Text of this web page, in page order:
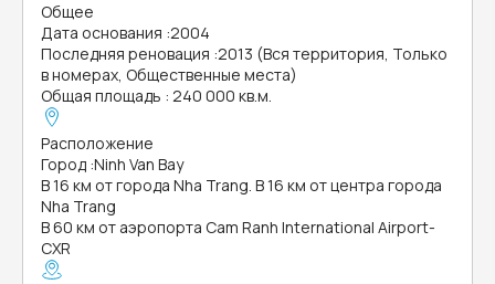
Общее
Дата основания :2004
Последняя реновация :2013 (Вся территория, Только
в номерах, Общественные места)
Общая площадь : 240 000 кв.м.
Расположение
Город :Ninh Van Bay
В 16 км от города Nha Trang. В 16 км от центра города
Nha Trang
В 60 км от аэропорта Cam Ranh International Airport-
CXR